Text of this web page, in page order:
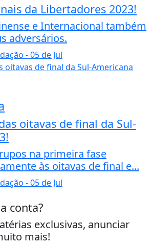
da Libertadores 2023!
e Internacional também
adversários.
- 05 de Jul
oitavas de final da Sul-
na primeira fase
às oitavas de final e...
- 05 de Jul
conta?
exclusivas, anunciar
mais!